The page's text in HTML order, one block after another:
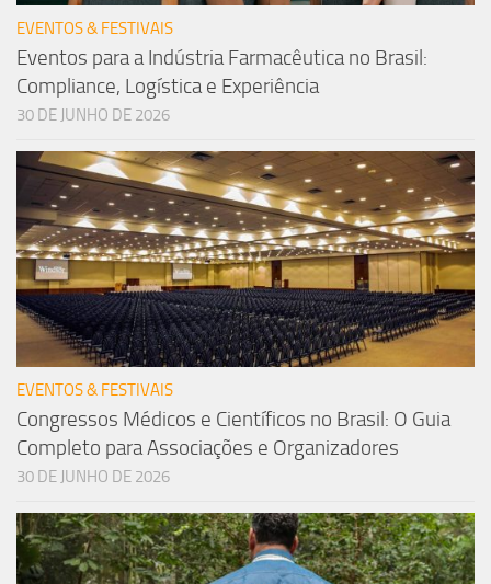
EVENTOS & FESTIVAIS
Eventos para a Indústria Farmacêutica no Brasil:
Compliance, Logística e Experiência
30 DE JUNHO DE 2026
EVENTOS & FESTIVAIS
Congressos Médicos e Científicos no Brasil: O Guia
Completo para Associações e Organizadores
30 DE JUNHO DE 2026